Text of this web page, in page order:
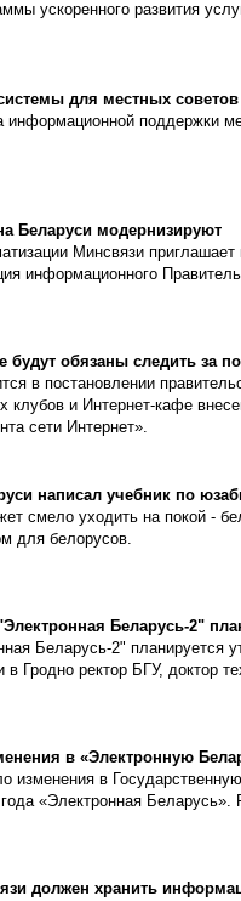
ускоренного развития
для местных советов
информационной поддержки
Беларуси модернизируют
Минсвязи
информационного
будут обязаны следить за
в постановлении
клубов и Интернет-кафе
сети Интернет».
написал учебник по
смело уходить на покой -
для белорусов.
Беларусь-2"
Беларусь-2"
в Гродно ректор БГУ, доктор
в «Электронную
изменения в
«Электронная
должен хранить